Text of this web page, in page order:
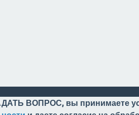
ВОПРОС, вы принимаете